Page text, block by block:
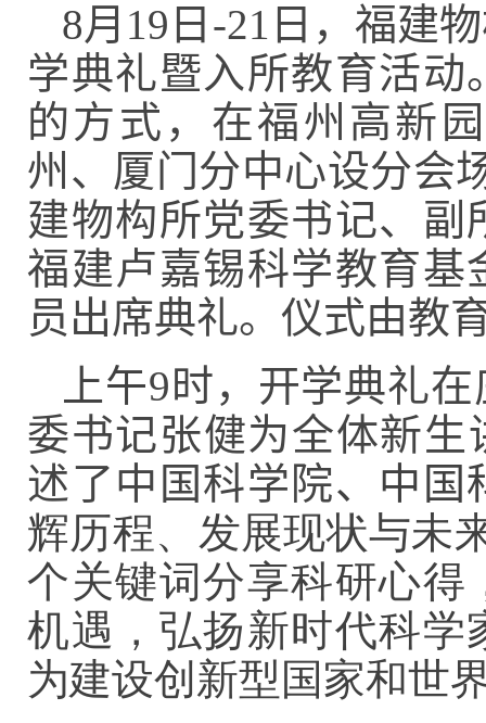
8月 19 日 -21 日，福建
学典礼暨入所教育活
的方式，在福州高新
州、厦门分中心设分会
建物构所党委书记、
福建卢嘉锡科学教育基
员出席典礼。仪式由教
上午9 时，开学典礼
委书记张健为全体新生
述了中国科学院、 中国
辉历程、发展现状与未
个关键词分享科研心得
机遇，弘扬新时代科学
为建设创新型国家和世